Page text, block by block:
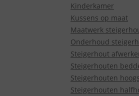
Kinderkamer
Kussens op maat
Maatwerk
Onderhoud
Steigerhout
Steigerhouten
Steigerhouten
Steigerhouten